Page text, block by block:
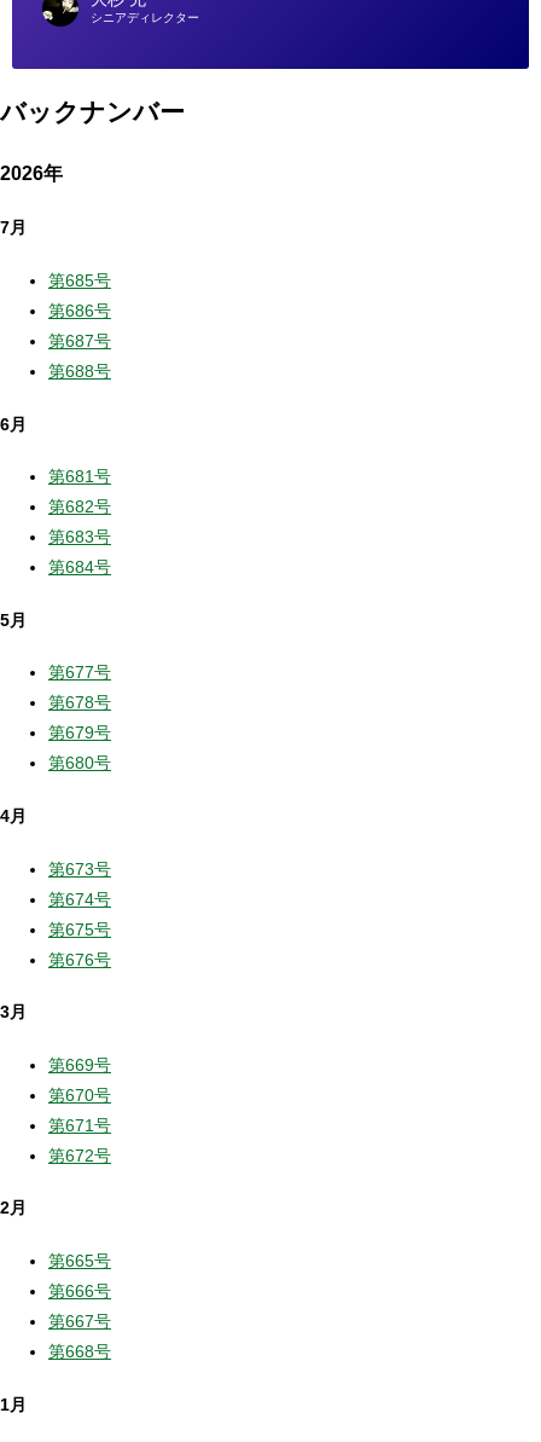
シニアディレクター
バックナンバー
2026年
7月
第685号
第686号
第687号
第688号
6月
第681号
第682号
第683号
第684号
5月
第677号
第678号
第679号
第680号
4月
第673号
第674号
第675号
第676号
3月
第669号
第670号
第671号
第672号
2月
第665号
第666号
第667号
第668号
1月